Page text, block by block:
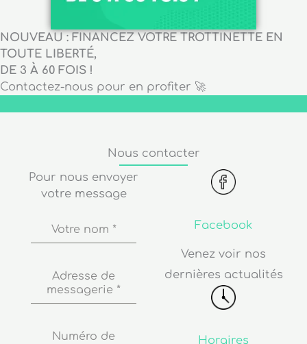
NOUVEAU : FINANCEZ VOTRE TROTTINETTE EN
TOUTE LIBERTÉ,
DE 3 À 60 FOIS !
Contactez-nous pour en profiter 🚀
Nous contacter
Pour nous envoyer
votre message
Votre nom *
Adresse de
messagerie *
Numéro de
Facebook
Venez voir nos
dernières actualités
Horaires